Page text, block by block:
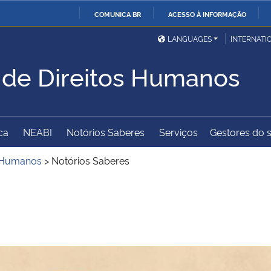
CONTEÚDO
COMUNICA BR ACESSO À INFORMAÇÃO
Ministério da Defesa
Ministério das Relações
Exteriores
Ministério da Cidadania Ministério da Saúde
Ministério do
Desenvolvimento Regional
Controladoria-Geral da
LANGUAGES
Direitos Humanos
NEABI Notórios Saberes Serviços Gestores do
> Notórios Saberes